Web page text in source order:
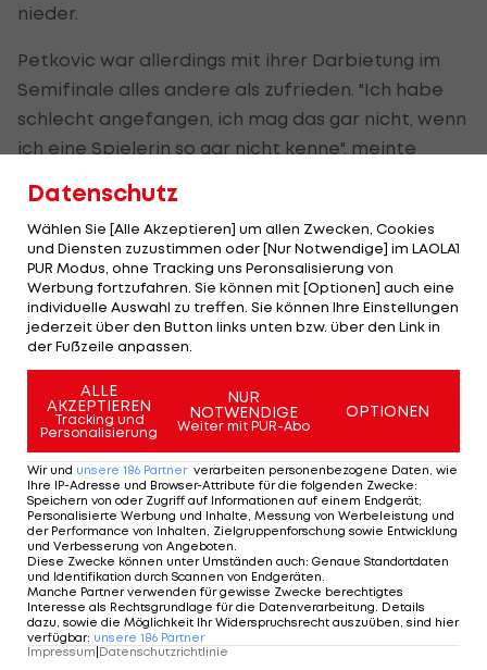
nieder.
Petkovic war allerdings mit ihrer Darbietung im
Semifinale alles andere als zufrieden. "Ich habe
schlecht angefangen, ich mag das gar nicht, wenn
ich eine Spielerin so gar nicht kenne", meinte
wütend in den Sand warf.
"Ich habe mir aber auch gedacht: Andrea, was ist
los mit dir, seit wann schmeißt du Schläger?", fügte
die 26-Jährige hinzu.
Rogers überrascht
Überraschend erstmals in ihrer Karriere in ein
WTA-Endspiel vorgestoßen ist die 21-jährige
Rogers, die nach dem Finaleinzug Freudentränen
vergoss.
Der erste Satz entwickelte sich zu einem Krimi,
der im Tiebreak mit 14:12 an die Außenseiterin ging.
Zuvor hatte Rogers vier Satzbälle abgewehrt.
Beflügelt von diesem Erfolg spielte Rogers dann
im zweiten Set befreit auf und brachte den
Datenschutz
Wählen Sie [Alle Akzeptieren] um allen Zwecken, Cookies
und Diensten zuzustimmen oder [Nur Notwendige] im LAOLA1
PUR Modus, ohne Tracking uns Peronsalisierung von
Werbung fortzufahren. Sie können mit [Optionen] auch eine
individuelle Auswahl zu treffen. Sie können Ihre Einstellungen
jederzeit über den Button links unten bzw. über den Link in
der Fußzeile anpassen.
ALLE
AKZEPTIEREN
Tracking und
Personalisierung
NUR
NOTWENDIGE
Weiter mit PUR-Abo
OPTIONEN
Wir und unsere 186 Partner verarbeiten personenbezogene Daten, wie
Ihre IP-Adresse und Browser-Attribute für die folgenden Zwecke:
Speichern von oder Zugriff auf Informationen auf einem Endgerät;
Personalisierte Werbung und Inhalte, Messung von Werbeleistung und
der Performance von Inhalten, Zielgruppenforschung sowie Entwicklung
und Verbesserung von Angeboten
Diese Zwecke können unter Umständen auch: Genaue Standortdaten
und Identifikation durch Scannen von Endgeräten
Manche Partner verwenden für gewisse Zwecke berechtigtes
Interesse als Rechtsgrundlage für die Datenverarbeitung. Details
dazu, sowie die Möglichkeit Ihr Widerspruchsrecht auszuüben, sind hier
verfügbar: unsere 186 Partner
Impressum|Datenschutzrichtlinie